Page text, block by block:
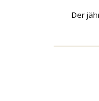
Der